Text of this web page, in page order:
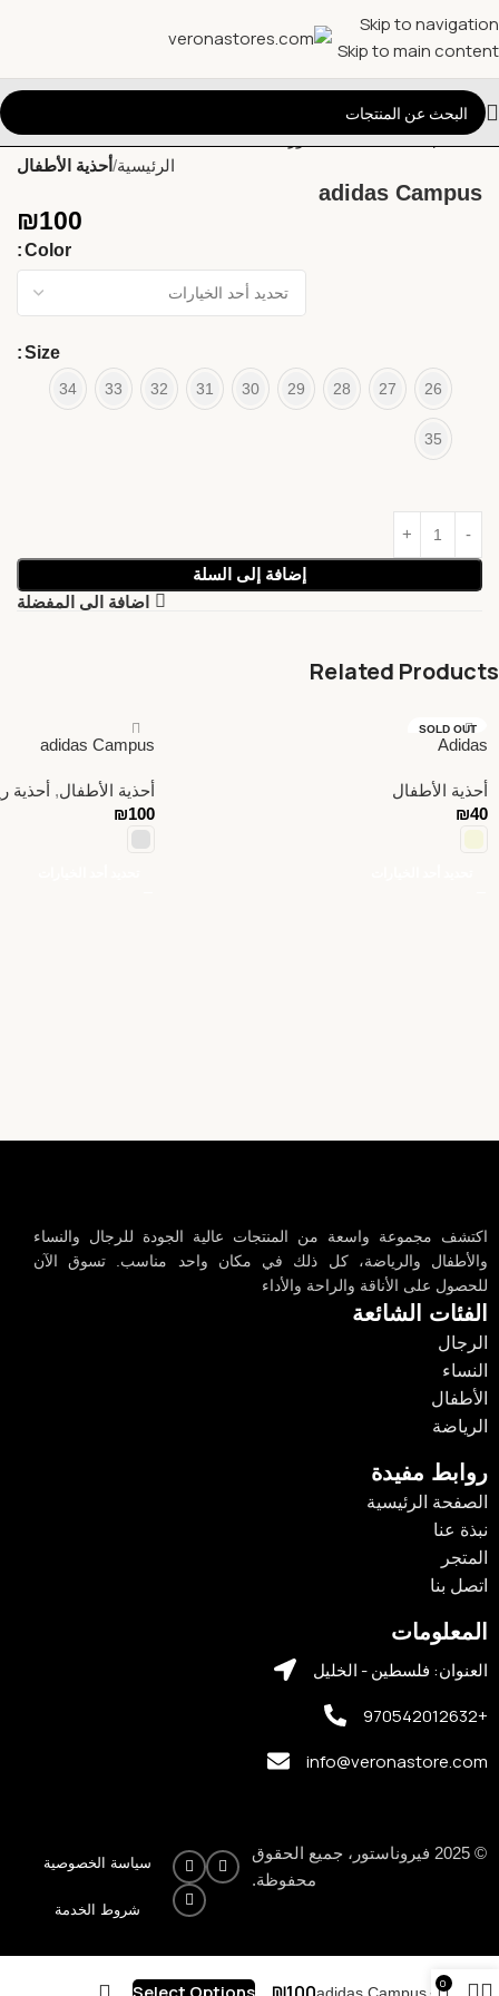
Skip to navigation
Skip to main content
الرئيسية أحذية الأطفال
adidas Campus
₪100
Color
Size
26
27
28
29
30
31
32
33
34
35
إضافة إلى السلة
اضافة الى المفضلة
Related Products
SOLD OUT
Adidas
أحذية الأطفال
₪40
adidas Campus
أحذية الأطفال, أحذية
₪100
اكتشف مجموعة واسعة من المنتجات عالية الجودة للرجال والنساء
والأطفال والرياضة، كل ذلك في مكان واحد مناسب. تسوق الآن
للحصول على الأناقة والراحة والأداء
الفئات الشائعة
الرجال
النساء
الأطفال
الرياضة
روابط مفيدة
الصفحة الرئيسية
نبذة عنا
المتجر
اتصل بنا
المعلومات
العنوان: فلسطين - الخليل
+970542012632
info@veronastore.com
© 2025 فيروناستور، جميع الحقوق
محفوظة.
سياسة الخصوصية
شروط الخدمة
adidas Campus 0